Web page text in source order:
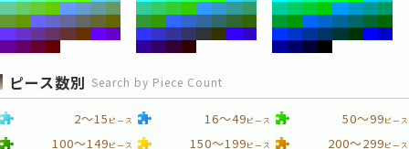
ピース数別 Search by Piece Count
2～15 ピース 16～49ピース 50～99ピース
100～149ピース 150～199ピース 200～299ピース